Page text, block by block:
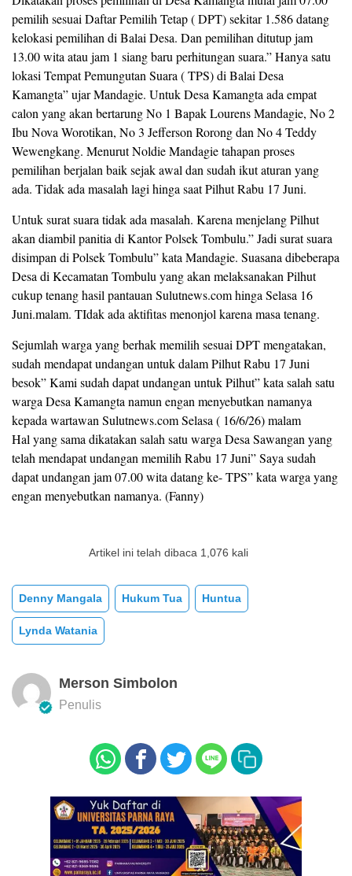
pemilih sesuai Daftar Pemilih Tetap ( DPT) sekitar 1.586 datang
kelokasi pemilihan di Balai Desa. Dan pemilihan ditutup jam
13.00 wita atau jam 1 siang baru perhitungan suara.” Hanya satu
lokasi Tempat Pemungutan Suara ( TPS) di Balai Desa
Kamangta” ujar Mandagie. Untuk Desa Kamangta ada empat
calon yang akan bertarung No 1 Bapak Lourens Mandagie, No 2
Ibu Nova Worotikan, No 3 Jefferson Rorong dan No 4 Teddy
Wewengkang. Menurut Noldie Mandagie tahapan proses
pemilihan berjalan baik sejak awal dan sudah ikut aturan yang
ada. Tidak ada masalah lagi hinga saat Pilhut Rabu 17 Juni.
Untuk surat suara tidak ada masalah. Karena menjelang Pilhut
akan diambil panitia di Kantor Polsek Tombulu.” Jadi surat suara
disimpan di Polsek Tombulu” kata Mandagie. Suasana dibeberapa
Desa di Kecamatan Tombulu yang akan melaksanakan Pilhut
cukup tenang hasil pantauan Sulutnews.com hinga Selasa 16
Juni.malam. TIdak ada aktifitas menonjol karena masa tenang.
Sejumlah warga yang berhak memilih sesuai DPT mengatakan,
sudah mendapat undangan untuk dalam Pilhut Rabu 17 Juni
besok” Kami sudah dapat undangan untuk Pilhut” kata salah satu
warga Desa Kamangta namun engan menyebutkan namanya
kepada wartawan Sulutnews.com Selasa ( 16/6/26) malam
Hal yang sama dikatakan salah satu warga Desa Sawangan yang
telah mendapat undangan memilih Rabu 17 Juni” Saya sudah
dapat undangan jam 07.00 wita datang ke- TPS” kata warga yang
engan menyebutkan namanya. (Fanny)
Artikel ini telah dibaca 1,076 kali
Denny Mangala Hukum Tua Huntua
Lynda Watania
Merson Simbolon
Penulis